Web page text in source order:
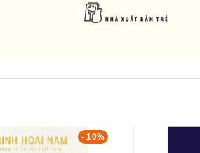
- 10%